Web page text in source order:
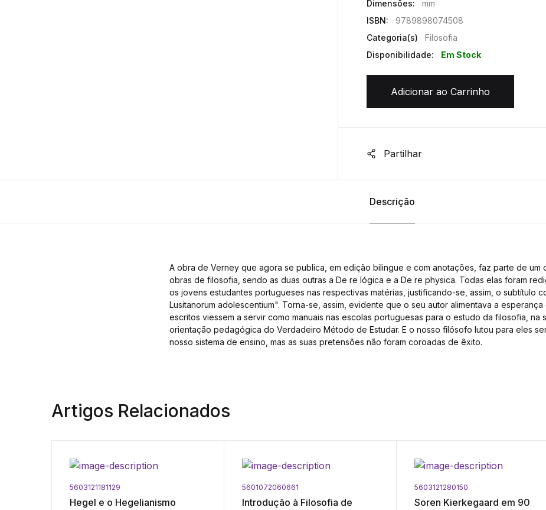
Dimensões:
mm
ISBN:
9789898074508
Categoria(s)
Filosofia
Disponibilidade:
Em Stock
Adicionar ao Carrinho
Partilhar
Descrição
A obra de Verney que agora se publica, em edição bilingue e com anotações, faz parte de um
obras de filosofia, sendo as duas outras a De re lógica e a De re physica. Todas elas foram
os jovens estudantes portugueses nas respectivas matérias, justificando-se, assim, o subtítulo
Lusitanorum adolescentium". Torna-se, assim, evidente que o seu autor alimentava a
escritos viessem a servir como manuais nas escolas portuguesas para o estudo da filosofia, na
orientação pedagógica do Verdadeiro Método de Estudar. E o nosso filósofo lutou para eles
nosso sistema de ensino, mas as suas pretensões não foram coroadas de êxito.
Artigos Relacionados
5603121181129
Hegel e o Hegelianismo
5601072060661
Introdução à Filosofia de
5603121280150
Soren Kierkegaard em 90